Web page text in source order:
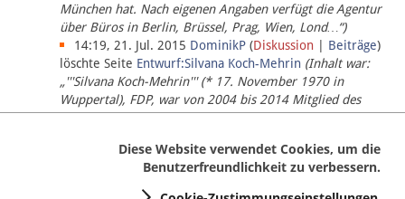
München hat. Nach eigenen Angaben verfügt die Agentur
über Büros in Berlin, Brüssel, Prag, Wien, Lond…“)
14:19, 21. Jul. 2015 DominikP (Diskussion Beiträge)
löschte Seite Entwurf:Silvana Koch-Mehrin (Inhalt war:
„'''Silvana Koch-Mehrin''' (* 17. November 1970 in
Wuppertal), FDP, war von 2004 bis 2014 Mitglied des
Europäischen Parlaments, seit November 2014 ist sie für
Diese Website verwendet Cookies, um die
Benutzerfreundlichkeit zu verbessern.